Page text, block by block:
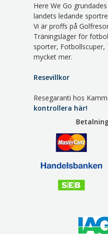
Here We Go
landets ledande
Vi är proffs på
Träningsläger för
sporter, Fotbollscuper,
mycket mer.
Resevillkor
Resegaranti hos
kontrollera här!